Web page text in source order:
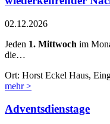
02.12.2026
Jeden 1. Mittwoch im
die…
Ort: Horst Eckel Haus,
mehr >
Adventsdienstage